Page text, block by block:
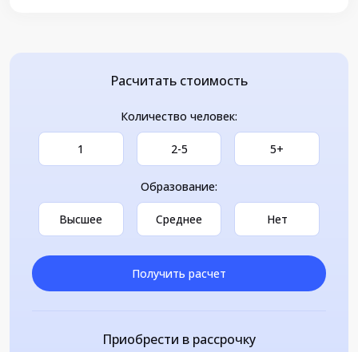
Расчитать стоимость
Количество человек:
1 2-5 5+
Образование:
Высшее Среднее Нет
Получить расчет
Приобрести в рассрочку